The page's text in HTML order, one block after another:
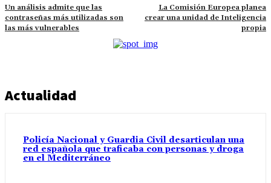
Un análisis admite que las
contraseñas más utilizadas son
las más vulnerables
La Comisión Europea planea
crear una unidad de Inteligencia
propia
Actualidad
Policía Nacional y Guardia Civil desarticulan una
red española que traficaba con personas y droga
en el Mediterráneo